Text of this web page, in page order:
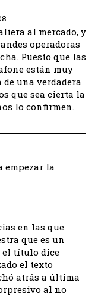
al mercado, y
operadoras
Puesto que las
están muy
una verdadera
que sea cierta la
lo confirmen.
empezar la
en las que
que es un
el título dice
el texto
atrás a última
al no